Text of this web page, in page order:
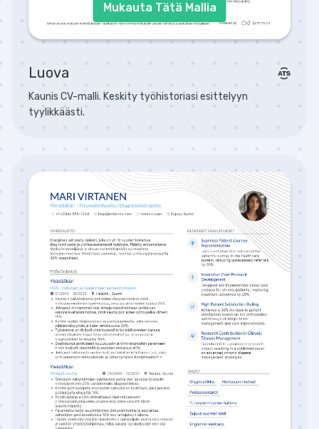
Mukauta Tätä Mallia
Luova
Kaunis CV-malli. Keskity työhistoriasi esittelyyn
tyylikkäästi.